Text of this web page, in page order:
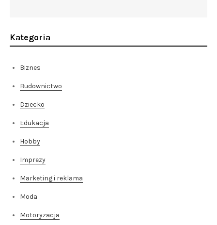
Kategoria
Biznes
Budownictwo
Dziecko
Edukacja
Hobby
Imprezy
Marketing i reklama
Moda
Motoryzacja